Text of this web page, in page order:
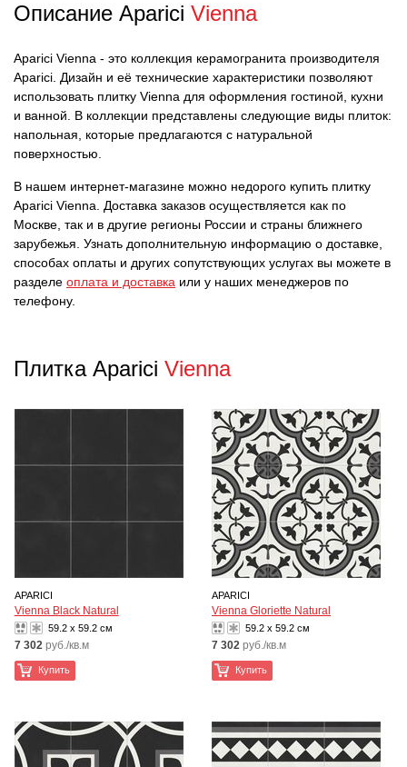
Описание Aparici Vienna
Aparici Vienna - это коллекция керамогранита производителя
Aparici. Дизайн и её технические характеристики позволяют
использовать плитку Vienna для оформления гостиной, кухни
и ванной. В коллекции представлены следующие виды плиток:
напольная, которые предлагаются с натуральной
поверхностью.
В нашем интернет-магазине можно недорого купить плитку
Aparici Vienna. Доставка заказов осуществляется как по
Москве, так и в другие регионы России и страны ближнего
зарубежья. Узнать дополнительную информацию о доставке,
способах оплаты и других сопутствующих услугах вы можете в
разделе оплата и доставка или у наших менеджеров по
телефону.
Плитка Aparici Vienna
APARICI
Vienna Black Natural
59.2 x 59.2 см
7 302 руб./кв.м
Купить
APARICI
Vienna Gloriette Natural
59.2 x 59.2 см
7 302 руб./кв.м
Купить